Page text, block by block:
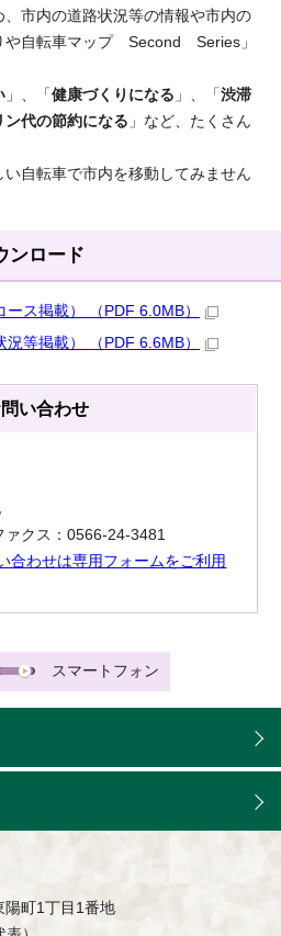
市内の道路状況等の情報や市内の
や自転車マップ Second Series」
」、「 健康づくりになる 」、「 渋滞
ン代の節約になる 」など、たくさん
自転車で市内を移動してみません
ンロード
ス掲載） （PDF 6.0MB）
等掲載） （PDF 6.6MB）
い合わせ
クス：0566-24-3481
合わせは専用フォームをご利用
スマートフォン
町1丁目1番地